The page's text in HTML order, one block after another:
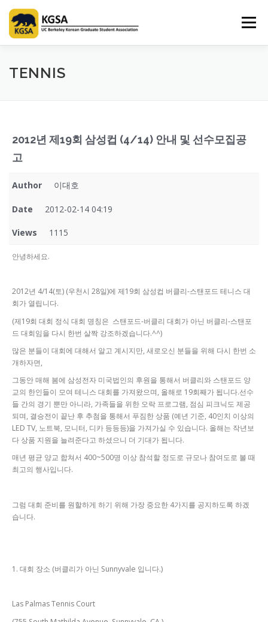
content
Menu
HOME ABOUT US
TENNIS
2012년 제19회 삼성컵 (4/14) 안내 및 선수모집공
고
Author 이대호
Date 2012-02-14 04:19
Views 1115
안녕하세요.
2012년 4/14(토) (우천시 28일)에 제19회 삼성컵 버클리-스탠포드 테니스 대
회가 열립니다.
(제19회 대회 정식 대회 명칭은 스탠포드-버클리 대회가 아닌 버클리-스탠포
드 대회임을 다시 한번 살짝 강조하겠습니다.^^)
많은 분들이 대회에 대해서 알고 계시지만, 새로오신 분들을 위해 다시 한번 소
개하자면,
그동안 매해 봄에 삼성전자 미국법인의 후원을 통해서 버클리와 스탠포드 양
교의 한인들이 모여 테니스 대회를 가져왔으며, 올해로 19회째가 됩니다.선수
들 간의 경기 뿐만 아니라, 가족들을 위한 오락 프로그램, 점심 피크닉도 제공
되며, 결승전이 끝난 후 추첨을 통해서 푸짐한 상품 (예년 기준, 40인치 이상의
LED TV, 노트북, 모니터, 디카 등등등)을 가져가실 수 있습니다. 올해는 작년보
다 상품 지원을 늘려준다고 하셨으니 더 기대가 됩니다.
매년 평균 양교 합쳐서 400~500명 이상 참석할 정도로 규모나 참여도로 볼 때
최고의 행사입니다.
그럼 대회 준비를 원할하게 하기 위해 가장 중요한 4가지를 공지하도록 하겠
습니다.
1. 대회 장소 (버클리가 아닌 Sunnyvale 입니다.)
Las Palmas Tennis Court